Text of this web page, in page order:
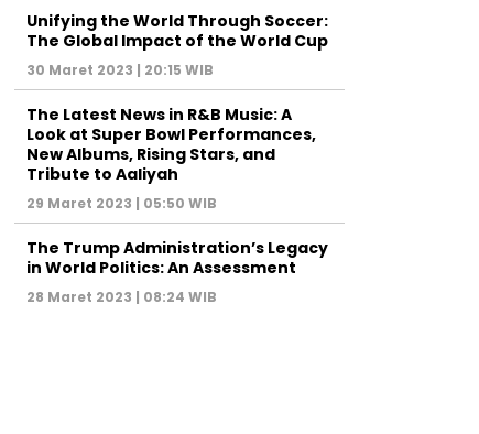
Unifying the World Through Soccer:
The Global Impact of the World Cup
30 Maret 2023 | 20:15 WIB
The Latest News in R&B Music: A
Look at Super Bowl Performances,
New Albums, Rising Stars, and
Tribute to Aaliyah
29 Maret 2023 | 05:50 WIB
The Trump Administration’s Legacy
in World Politics: An Assessment
28 Maret 2023 | 08:24 WIB